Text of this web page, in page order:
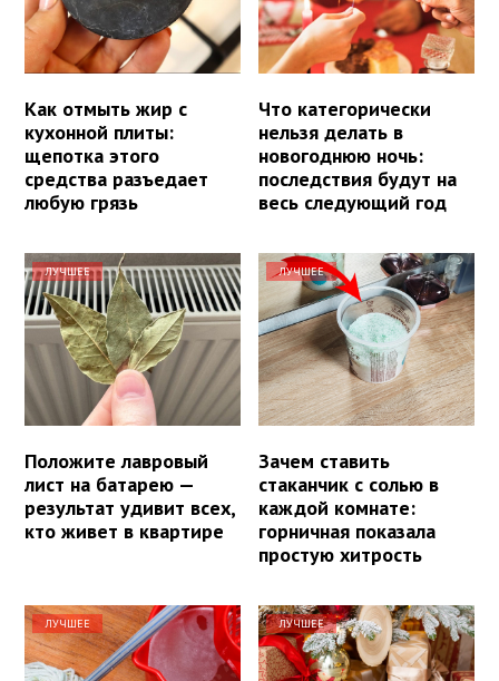
Как отмыть жир с
кухонной плиты:
щепотка этого
средства разъедает
любую грязь
Что категорически
нельзя делать в
новогоднюю ночь:
последствия будут на
весь следующий год
ЛУЧШЕЕ
Положите лавровый
лист на батарею —
результат удивит всех,
кто живет в квартире
ЛУЧШЕЕ
Зачем ставить
стаканчик с солью в
каждой комнате:
горничная показала
простую хитрость
ЛУЧШЕЕ ЛУЧШЕЕ